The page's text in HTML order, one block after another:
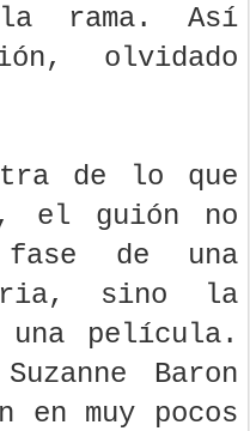
rama. Así
olvidado
de lo que
el guión no
de una
sino la
una película.
Baron
en muy pocos